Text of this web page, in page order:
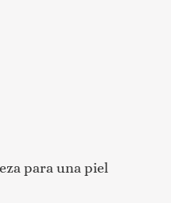
para una piel